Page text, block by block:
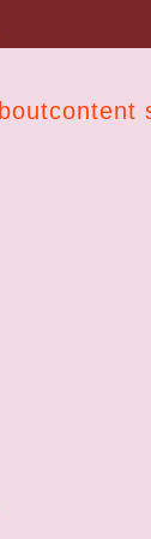
content